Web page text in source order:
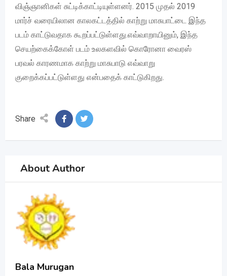
விஞ்ஞானிகள் சுட்டிக்காட்டியுள்ளனர். 2015 முதல் 2019
மார்ச் வரையிலான காலகட்டத்தில் காற்று மாசுபாட்டை இந்த
படம் காட்டுவதாக கூறப்பட்டுள்ளது.எவ்வாறாயினும், இந்த
செயற்கைக்கோள் படம் உலகளவில் கொரோனா வைரஸ்
பரவல் காரணமாக காற்று மாசுபாடு எவ்வாறு
குறைக்கப்பட்டுள்ளது என்பதைக் காட்டுகிறது.
Share
About Author
Bala Murugan